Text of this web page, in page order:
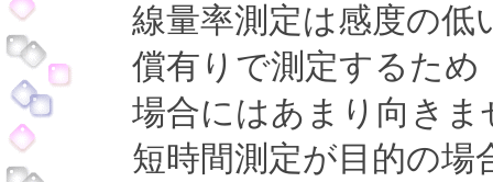
線量率測定は感度の低
償有りで測定するた
場合にはあまり向きま
短時間測定が目的の